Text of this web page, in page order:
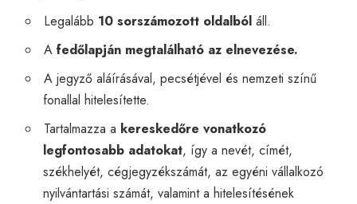
Legalább 10 sorszámozott oldalbóláll.
A fedőlapján megtalálható az elnevezése.
A jegyző aláírásával, pecsétjével és nemzeti színű
fonallal hitelesítette.
Tartalmazza a kereskedőre vonatkozó
legfontosabb adatokat, így a nevét, címét,
székhelyét, cégjegyzékszámát, az egyéni vállalkozó
nyilvántartási számát, valamint a hitelesítésének